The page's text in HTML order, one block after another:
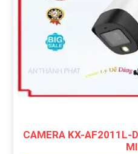
CAMERA KX-AF2011L-